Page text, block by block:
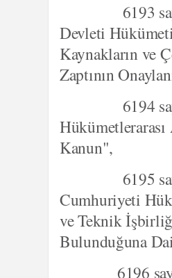
6193 sayılı
Devleti
Kaynakların ve
Zaptının
6194 sayılı
Kanun",
6195 sayılı
Cumhuriyeti
ve Teknik
Bulunduğuna
6196 sayılı